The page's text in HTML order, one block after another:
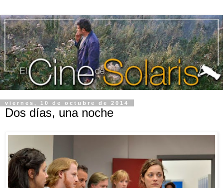
viernes, 10 de octubre de 2014
Dos días, una noche